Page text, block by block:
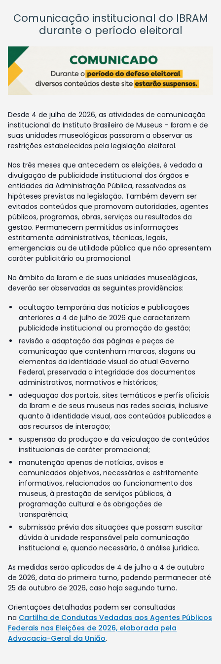
Comunicação institucional do IBRAM
durante o período eleitoral
Desde 4 de julho de 2026, as atividades de comunicação
institucional do Instituto Brasileiro de Museus – Ibram e de
suas unidades museológicas passaram a observar as
restrições estabelecidas pela legislação eleitoral.
Nos três meses que antecedem as eleições, é vedada a
divulgação de publicidade institucional dos órgãos e
entidades da Administração Pública, ressalvadas as
hipóteses previstas na legislação. Também devem ser
evitados conteúdos que promovam autoridades, agentes
públicos, programas, obras, serviços ou resultados da
gestão. Permanecem permitidas as informações
estritamente administrativas, técnicas, legais,
emergenciais ou de utilidade pública que não apresentem
caráter publicitário ou promocional.
No âmbito do Ibram e de suas unidades museológicas,
deverão ser observadas as seguintes providências:
ocultação temporária das notícias e publicações
anteriores a 4 de julho de 2026 que caracterizem
publicidade institucional ou promoção da gestão;
revisão e adaptação das páginas e peças de
comunicação que contenham marcas, slogans ou
elementos da identidade visual do atual Governo
Federal, preservada a integridade dos documentos
administrativos, normativos e históricos;
adequação dos portais, sites temáticos e perfis oficiais
do Ibram e de seus museus nas redes sociais, inclusive
quanto à identidade visual, aos conteúdos publicados e
aos recursos de interação;
suspensão da produção e da veiculação de conteúdos
institucionais de caráter promocional;
manutenção apenas de notícias, avisos e
comunicados objetivos, necessários e estritamente
informativos, relacionados ao funcionamento dos
museus, à prestação de serviços públicos, à
programação cultural e às obrigações de
transparência;
submissão prévia das situações que possam suscitar
dúvida à unidade responsável pela comunicação
institucional e, quando necessário, à análise jurídica.
As medidas serão aplicadas de 4 de julho a 4 de outubro
de 2026, data do primeiro turno, podendo permanecer até
25 de outubro de 2026, caso haja segundo turno.
Orientações detalhadas podem ser consultadas
na Cartilha de Condutas Vedadas aos Agentes Públicos
Federais nas Eleições de 2026, elaborada pela
Advocacia-Geral da União.